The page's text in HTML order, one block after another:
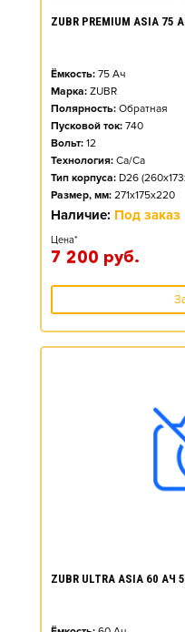
ZUBR PREMIUM ASIA
Ёмкость: 75 Ач
Марка: ZUBR
Полярность: Обратная
Пусковой ток: 740
Вольт: 12
Технология: Ca/Ca
Тип корпуса: D26
Размер, мм: 271x175x220
Наличие: Под заказ
Цена*
7 200 руб.
ZUBR ULTRA ASIA 60